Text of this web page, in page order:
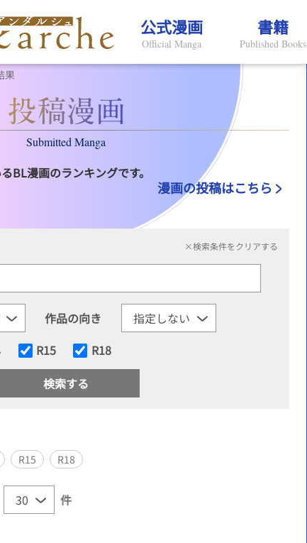
公式漫画
Official Manga
書籍
Published Books
果
Submitted Manga
BL漫画のランキングです。
漫画の投稿はこちら
×検索条件をクリアする
作品の向き
R15 R18
R15 R18
件